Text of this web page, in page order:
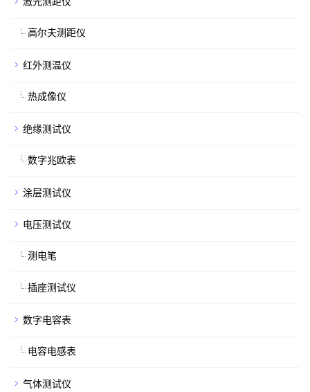
高尔夫测距仪
红外测温仪
热成像仪
绝缘测试仪
数字兆欧表
涂层测试仪
电压测试仪
测电笔
插座测试仪
数字电容表
电容电感表
气体测试仪